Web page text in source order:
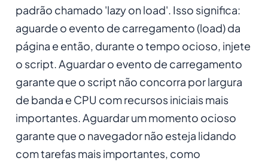
padrão chamado 'lazy on load'. Isso significa:
aguarde o evento de carregamento (load) da
página e então, durante o tempo ocioso, injete
o script. Aguardar o evento de carregamento
garante que o script não concorra por largura
de banda e CPU com recursos iniciais mais
importantes. Aguardar um momento ocioso
garante que o navegador não esteja lidando
com tarefas mais importantes, como